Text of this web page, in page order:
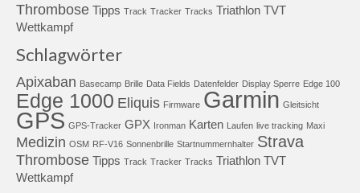
Thrombose Tipps Track Tracker Tracks Triathlon TVT
Wettkampf
Schlagwörter
Apixaban Basecamp Brille Data Fields Datenfelder Display Sperre Edge 100
Edge 1000 Eliquis Firmware Garmin Gleitsicht
GPS GPS-Tracker GPX Ironman Karten Laufen live tracking Maxi
Medizin OSM RF-V16 Sonnenbrille Startnummernhalter Strava
Thrombose Tipps Track Tracker Tracks Triathlon TVT
Wettkampf